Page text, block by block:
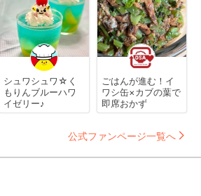
シュワシュワ☆く
もりんブルーハワ
イゼリー♪
ごはんが進む！イ
ワシ缶×カブの葉で
即席おかず
公式ファンページ一覧へ